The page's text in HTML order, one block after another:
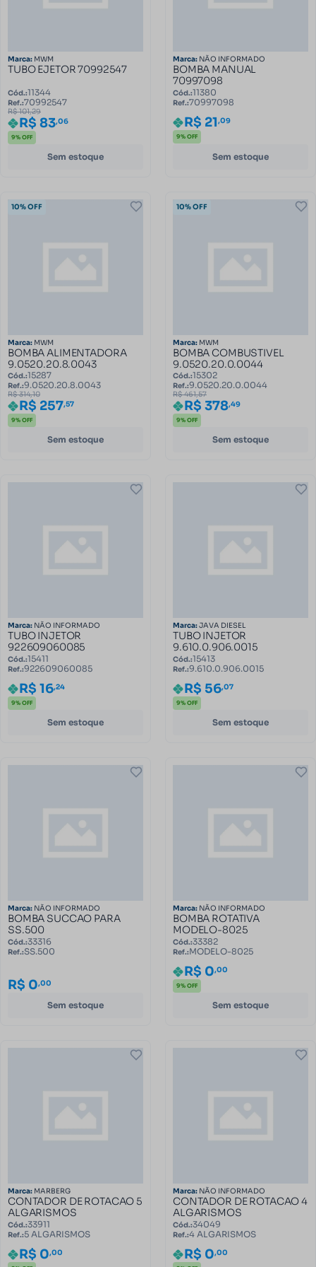
Marca: MWM
TUBO EJETOR 70992547
Cód.:11344
Ref.:70992547
R$ 101,29
R$ 83,06
9% OFF
Sem estoque
Marca: NÃO INFORMADO
BOMBA MANUAL
70997098
Cód.:11380
Ref.:70997098
R$ 21,09
9% OFF
Sem estoque
10% OFF
Marca: MWM
BOMBA ALIMENTADORA
9.0520.20.8.0043
Cód.:15287
Ref.:9.0520.20.8.0043
R$ 314,10
R$ 257,57
9% OFF
Sem estoque
10% OFF
Marca: MWM
BOMBA COMBUSTIVEL
9.0520.20.0.0044
Cód.:15302
Ref.:9.0520.20.0.0044
R$ 461,57
R$ 378,49
9% OFF
Sem estoque
Marca: NÃO INFORMADO
TUBO INJETOR
922609060085
Cód.:15411
Ref.:922609060085
R$ 16,24
9% OFF
Sem estoque
Marca:JAVA DIESEL
TUBO INJETOR
9.610.0.906.0015
Cód.:15413
Ref.:9.610.0.906.0015
R$ 56,07
9% OFF
Sem estoque
Marca: NÃO INFORMADO
BOMBA SUCCAO PARA
SS.500
Cód.:33316
Ref.:SS.500
R$ 0,00
Sem estoque
Marca: NÃO INFORMADO
BOMBA ROTATIVA
MODELO-8025
Cód.:33382
Ref.:MODELO-8025
R$ 0,00
9% OFF
Sem estoque
Marca: MARBERG
CONTADOR DE ROTACAO 5
ALGARISMOS
Cód.:33911
Ref.:5 ALGARISMOS
R$ 0,00
Marca: NÃO INFORMADO
CONTADOR DE ROTACAO 4
ALGARISMOS
Cód.:34049
Ref.:4 ALGARISMOS
R$ 0,00